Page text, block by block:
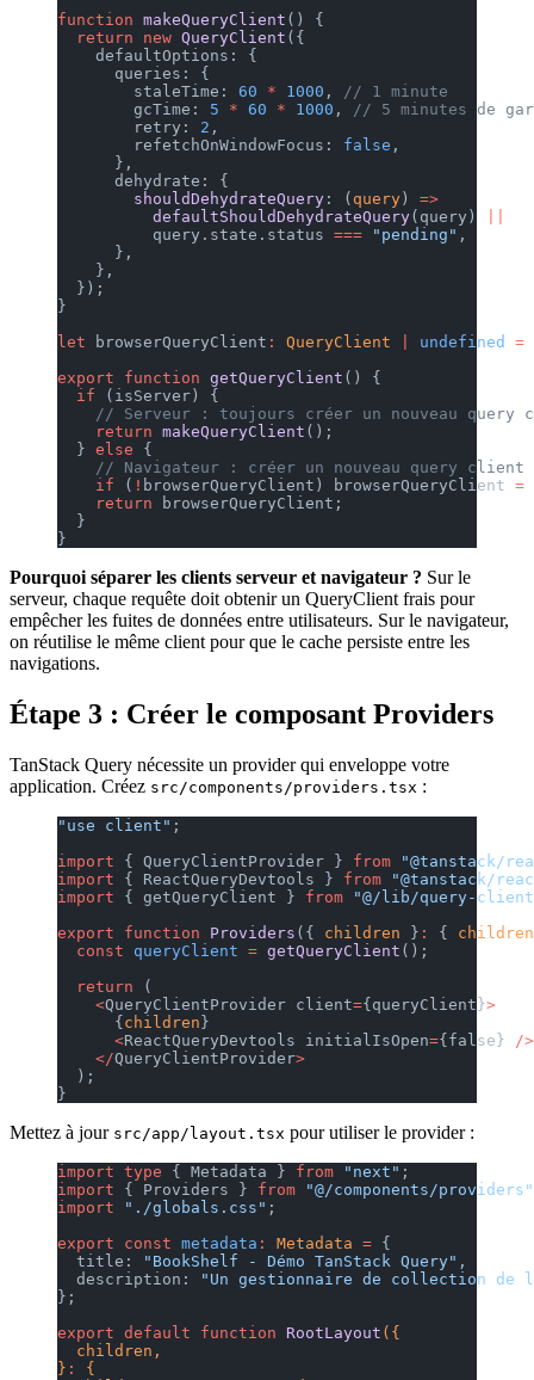
function makeQueryClient () {
  return
new QueryClient ({
    defaultOptions: {
      queries: {
        staleTime:
60 * 1000 ,
// 1 minute
        gcTime:
5 * 60 * 1000 ,
// 5 minutes de
        retry:
2 ,
        refetchOnWindowFocus:
false ,
      },
      dehydrate: {
        shouldDehydrateQuery
: ( query ) =>
          defaultShouldDehydrateQuery
(query)
          query.state.status
=== "pending" ,
      },
    },
  });
}
let browserQueryClient : QueryClient undefined =
export function getQueryClient () {
  if
(isServer) {
// Serveur : toujours créer un nouveau query
    return
makeQueryClient ();
  }
else {
// Navigateur : créer un nouveau query client
    if
( ! browserQueryClient) browserQueryClient =
    return
browserQueryClient;
  }
}
Pourquoi séparer les clients serveur et navigateur ? Sur le
serveur, chaque requête doit obtenir un QueryClient frais pour
empêcher les fuites de données entre utilisateurs. Sur le navigateur,
on réutilise le même client pour que le cache persiste entre les
navigations.
Étape 3 : Créer le composant Providers
TanStack Query nécessite un provider qui enveloppe votre
application. Créez src/components/providers.tsx :
"use client" ;
import { QueryClientProvider } from "@tanstack/
import { ReactQueryDevtools } from "@tanstack/
import { getQueryClient } from "@/lib/query-
export function Providers ({ children } : { children
  const
queryClient = getQueryClient ();
  return
(
    <
QueryClientProvider client={queryClient}>
      {
children }
      <
ReactQueryDevtools initialIsOpen={false}
/>
    </
QueryClientProvider>
  );
}
Mettez à jour src/app/layout.tsx pour utiliser le provider :
import type { Metadata } from "next" ;
import { Providers } from "@/components/providers"
import "./globals.css" ;
export const metadata : Metadata = {
  title:
"BookShelf - Démo TanStack Query" ,
  description:
"Un gestionnaire de collection de
};
export default function RootLayout ({
  children,
} :
{